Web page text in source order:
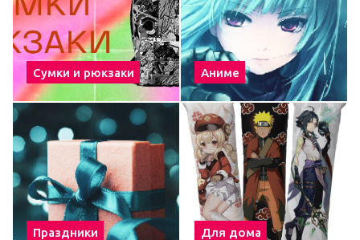
Сумки и рюкзаки Аниме
Праздники Для дома